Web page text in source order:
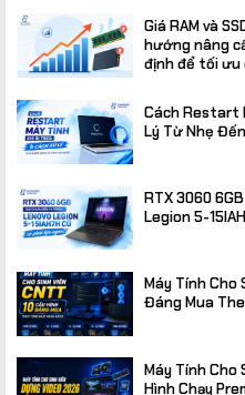
Giá RAM và
hướng nâng
định để tối ưu
Cách Restart
Lý Từ Nhẹ
RTX 3060
Legion 5-
Máy Tính Cho
Đáng Mua
Máy Tính Cho
Hình Chạy